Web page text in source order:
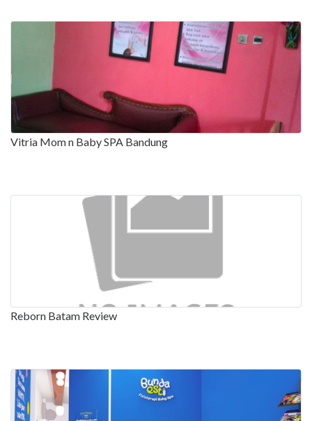
Vitria Mom n Baby SPA Bandung
Reborn Batam Review